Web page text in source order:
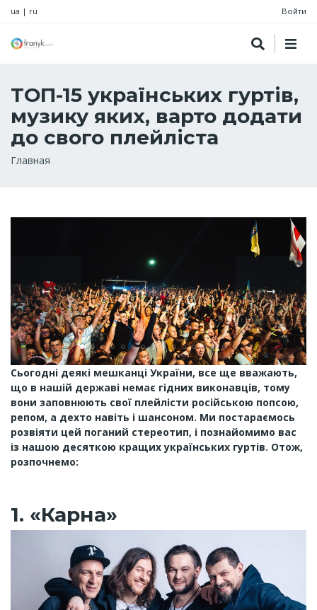
ua | ru Войти
ТОП-15 українських гуртів,
музику яких, варто додати
до свого плейліста
Строка
Главная
Сьогодні деякі мешканці України, все ще вважають,
що в нашій державі немає гідних виконавців, тому
вони заповнюють свої плейлісти російською попсою,
репом, а дехто навіть і шансоном. Ми постараємось
розвіяти цей поганий стереотип, і познайомимо вас
із нашою десяткою кращих українських гуртів. Отож,
розпочнемо:
1. «Карна»